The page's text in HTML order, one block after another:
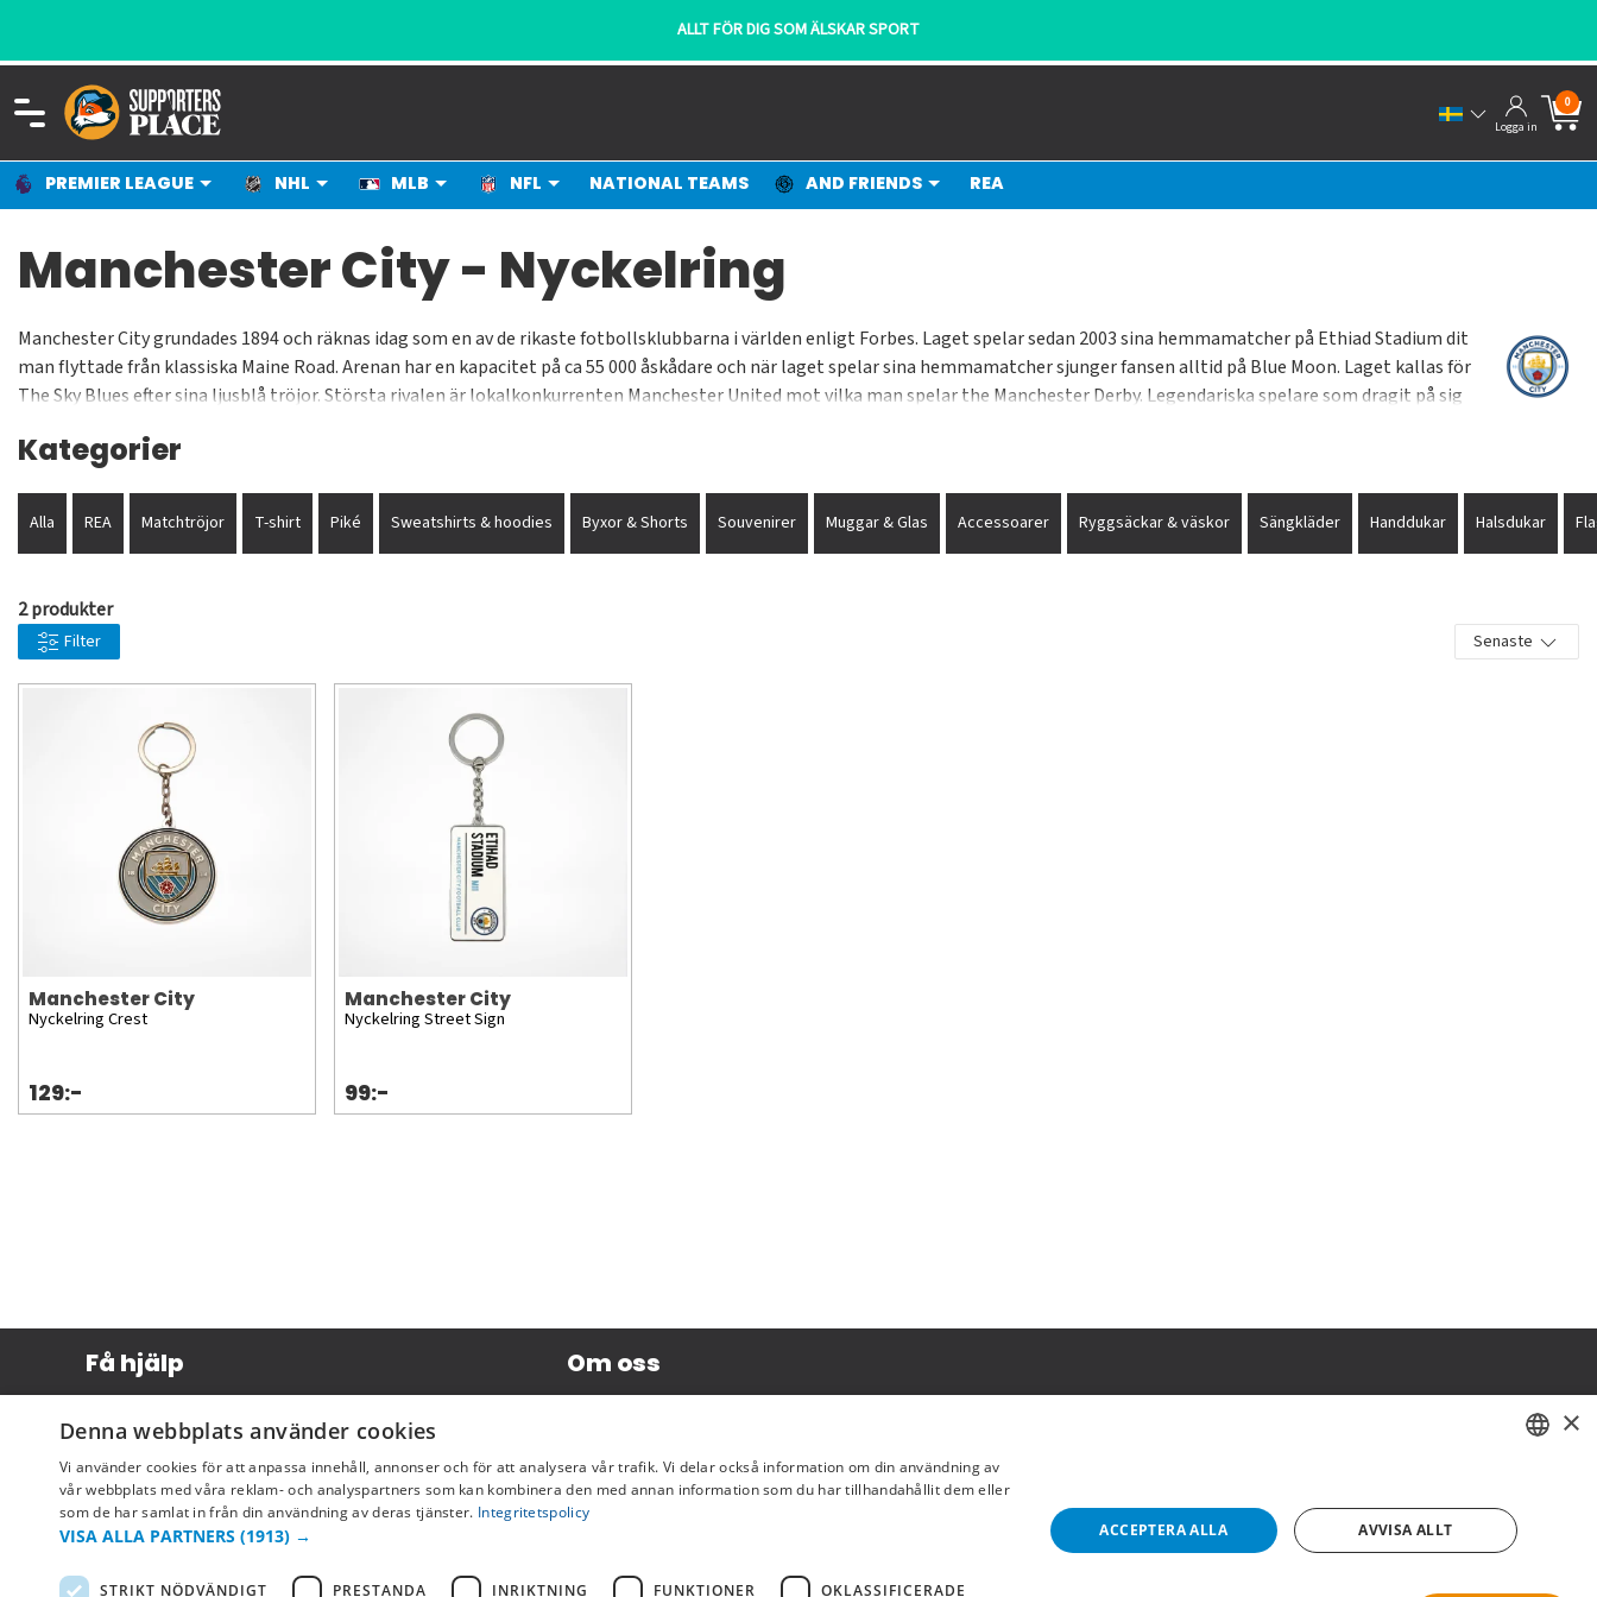
ALLT FÖR DIG SOM ÄLSKAR SPORT
Logga in
0
PREMIER LEAGUE NHL MLB NFL NATIONAL TEAMS AND FRIENDS REA
Manchester City - Nyckelring
Manchester City grundades 1894 och räknas idag som en av de rikaste fotbollsklubbarna i världen enligt Forbes. Laget spelar sedan 2003 sina hemmamatcher på Ethiad Stadium dit
man flyttade från klassiska Maine Road. Arenan har en kapacitet på ca 55 000 åskådare och när laget spelar sina hemmamatcher sjunger fansen alltid på Blue Moon. Laget kallas för
The Sky Blues efter sina ljusblå tröjor. Största rivalen är lokalkonkurrenten Manchester United mot vilka man spelar the Manchester Derby. Legendariska spelare som dragit på sig
Kategorier
Alla REA Matchtröjor T-shirt Piké Sweatshirts & hoodies Byxor & Shorts Souvenirer Muggar & Glas Accessoarer Ryggsäckar & väskor Sängkläder Handdukar Halsdukar
2 produkter
Filter Senaste
Manchester City
Nyckelring Crest
129:-
Manchester City
Nyckelring Street Sign
99:-
Få hjälp
Leverans & betalning
Returer & byten
Vanliga frågor
Om oss
FI
×
Denna webbplats använder cookies
Vi använder cookies för att anpassa innehåll, annonser och för att analysera vår trafik. Vi delar också information om din användning av
vår webbplats med våra reklam- och analyspartners som kan kombinera den med annan information som du har tillhandahållit dem eller
som de har samlat in från din användning av deras tjänster. Integritetspolicy
VISA ALLA PARTNERS (1913) →
STRIKT NÖDVÄNDIGT PRESTANDA INRIKTNING FUNKTIONER OKLASSIFICERADE
ACCEPTERA ALLA AVVISA ALLT